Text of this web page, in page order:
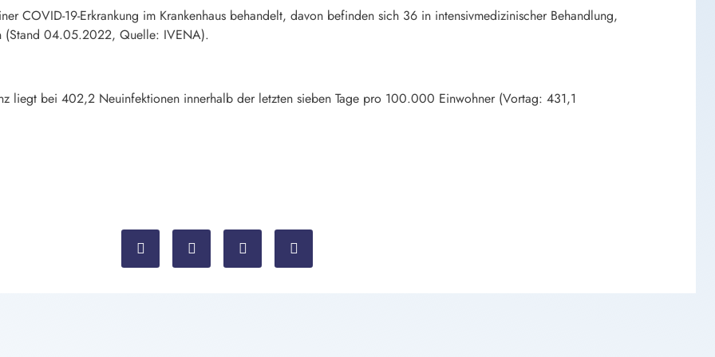
COVID-19-Erkrankung im Krankenhaus behandelt, davon befinden sich 36 in intensivmedizinischer Behandlung,
(Stand 04.05.2022, Quelle: IVENA).
liegt bei 402,2 Neuinfektionen innerhalb der letzten sieben Tage pro 100.000 Einwohner (Vortag: 431,1